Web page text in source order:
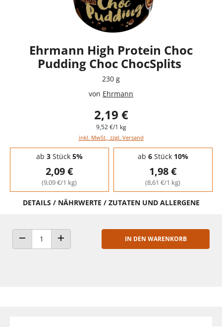
Ehrmann High Protein Choc
Pudding Choc ChocSplits
230 g
von Ehrmann
2,19 €
9,52 €/1 kg
inkl. MwSt., zzgl. Versand
Staffelpreise - Mengenrabatt
ab 3Stück 5%
2,09 €
(9,09 €/1 kg)
ab 6Stück 10%
1,98 €
(8,61 €/1 kg)
DETAILS / NÄHRWERTE / ZUTATEN UND ALLERGENE
ANZAHL VERRINGERNANZAHL ERHÖHEN
IN DEN WARENKORB